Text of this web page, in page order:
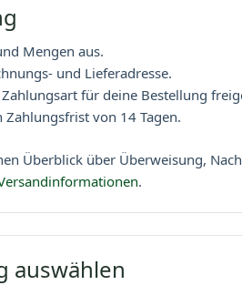
Mengen aus.
und Lieferadresse.
für deine Bestellung
von 14 Tagen.
Überblick über Überweisung,
.
auswählen